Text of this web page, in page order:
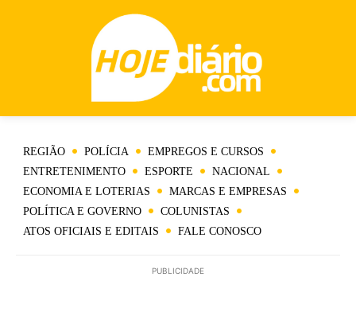
REGIÃO POLÍCIA
EMPREGOS E CURSOS
ENTRETENIMENTO
ESPORTE
NACIONAL
ECONOMIA E LOTERIAS
MARCAS E EMPRESAS
POLÍTICA E GOVERNO
COLUNISTAS
ATOS OFICIAIS E EDITAIS
FALE CONOSCO
PUBLICIDADE